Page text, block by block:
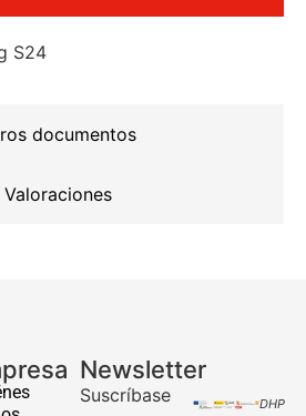
documentos
Valoraciones
S24
Newsletter
Suscríbase
DHP